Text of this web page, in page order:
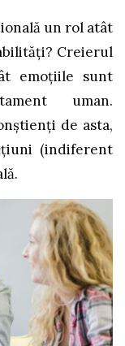
un rol atât
Creierul
emoțiile sunt
uman.
de asta,
(indiferent